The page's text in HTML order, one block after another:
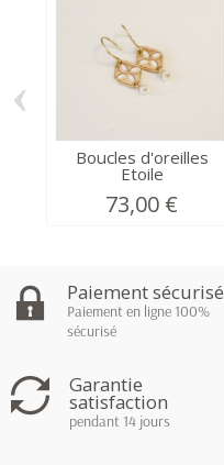
Boucles d'oreilles
Etoile
73,00 €
‹
Paiement sécurisé
Paiement en ligne 100%
sécurisé
Garantie
satisfaction
pendant 14 jours